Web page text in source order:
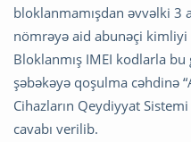
bloklanmamışdan əvvəlki 3
nömrəyə aid abunəçi
Bloklanmış IMEI kodlarla
şəbəkəyə qoşulma cəhdinə
Cihazların Qeydiyyat
cavabı verilib.